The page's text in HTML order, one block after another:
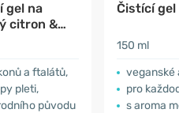
gel na
citron &
a ftalátů,
pleti,
původu
Čistící gel
150 ml
veganské a
pro
s aroma